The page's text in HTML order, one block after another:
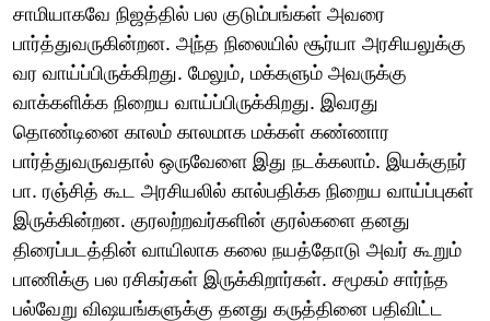
சாமியாகவே நிஜத்தில் பல குடும்பங்கள் அவரை
பார்த்துவருகின்றன. அந்த நிலையில் சூர்யா அரசியலுக்கு
வர வாய்ப்பிருக்கிறது. மேலும், மக்களும் அவருக்கு
வாக்களிக்க நிறைய வாய்ப்பிருக்கிறது. இவரது
தொண்டினை காலம் காலமாக மக்கள் கண்ணார
பார்த்துவருவதால் ஒருவேளை இது நடக்கலாம். இயக்குநர்
பா. ரஞ்சித் கூட அரசியலில் கால்பதிக்க நிறைய வாய்ப்புகள்
இருக்கின்றன. குரலற்றவர்களின் குரல்களை தனது
திரைப்படத்தின் வாயிலாக கலை நயத்தோடு அவர் கூறும்
பாணிக்கு பல ரசிகர்கள் இருக்கிறார்கள். சமூகம் சார்ந்த
பல்வேறு விஷயங்களுக்கு தனது கருத்தினை பதிவிட்ட